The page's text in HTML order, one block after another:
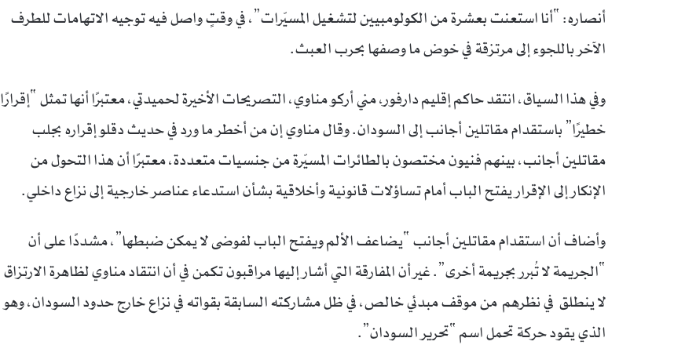
أنصاره: “أنا استعنت بعشرة من الكولومبيين لتشغيل المسيّرات”، في وقتٍ واصل فيه توجيه الاتهامات للطرف
الآخر باللجوء إلى مرتزقة في خوض ما وصفها بحرب العبث.
وفي هذا السياق، انتقد حاكم إقليم دارفور، مني أركو مناوي، التصريحات الأخيرة لحميدتي، معتبرًا أنها تمثل “إقرارًا
خطيرًا” باستقدام مقاتلين أجانب إلى السودان. وقال مناوي إن من أخطر ما ورد في حديث دقلو إقراره بجلب
مقاتلين أجانب، بينهم فنيون مختصون بالطائرات المسيّرة من جنسيات متعددة، معتبرًا أن هذا التحول من
الإنكار إلى الإقرار يفتح الباب أمام تساؤلات قانونية وأخلاقية بشأن استدعاء عناصر خارجية إلى نزاع داخلي.
وأضاف أن استقدام مقاتلين أجانب “يضاعف الألم ويفتح الباب لفوضى لا يمكن ضبطها”، مشددًا على أن
“الجريمة لا تُبرر بجريمة أخرى”. غير أن المفارقة التي أشار إليها مراقبون تكمن في أن انتقاد مناوي لظاهرة الارتزاق
لا ينطلق في نظرهم من موقف مبدئي خالص، في ظل مشاركته السابقة بقواته في نزاع خارج حدود السودان، وهو
الذي يقود حركة تحمل اسم “تحرير السودان”.